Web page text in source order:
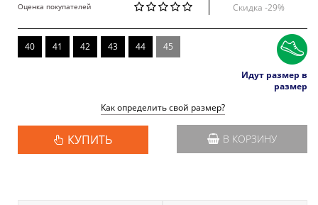
Оценка покупателей
Скидка -29%
40 41 42 43 44 45
Идут размер в
размер
Как определить свой размер?
КУПИТЬ В КОРЗИНУ